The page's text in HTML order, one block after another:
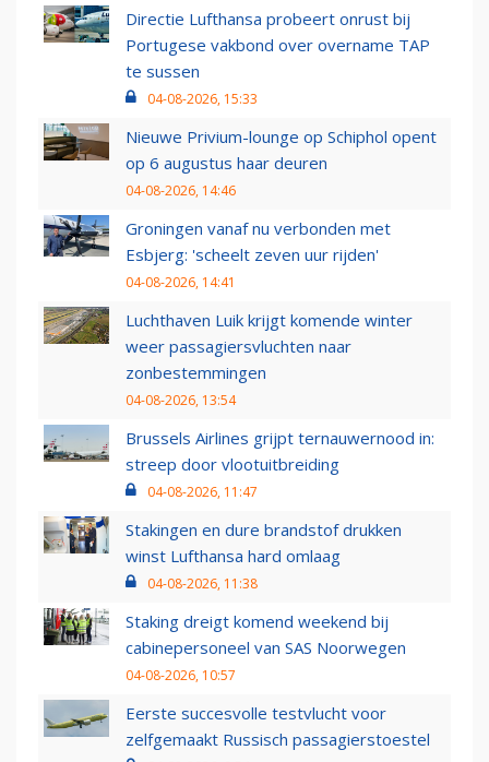
Directie Lufthansa probeert onrust bij
Portugese vakbond over overname TAP
te sussen
04-08-2026, 15:33
Nieuwe Privium-lounge op Schiphol opent
op 6 augustus haar deuren
04-08-2026, 14:46
Groningen vanaf nu verbonden met
Esbjerg: 'scheelt zeven uur rijden'
04-08-2026, 14:41
Luchthaven Luik krijgt komende winter
weer passagiersvluchten naar
zonbestemmingen
04-08-2026, 13:54
Brussels Airlines grijpt ternauwernood in:
streep door vlootuitbreiding
04-08-2026, 11:47
Stakingen en dure brandstof drukken
winst Lufthansa hard omlaag
04-08-2026, 11:38
Staking dreigt komend weekend bij
cabinepersoneel van SAS Noorwegen
04-08-2026, 10:57
Eerste succesvolle testvlucht voor
zelfgemaakt Russisch passagierstoestel